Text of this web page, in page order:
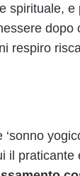
spirituale, e
dopo
respiro
il praticante